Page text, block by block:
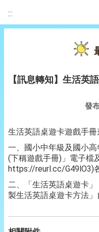
:::
【訊息轉知】生活英
發
生活英語桌遊卡遊戲手冊
一、國小中年級及國小
(下稱遊戲手冊)」電子檔
https://reurl.cc/G49lO3)
二、「生活英語桌遊卡
製生活英語桌遊卡方法」